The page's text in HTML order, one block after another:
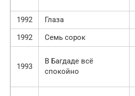
1992 Глаза
1992
Семь сорок
1993
В Багдаде всё
спокойно